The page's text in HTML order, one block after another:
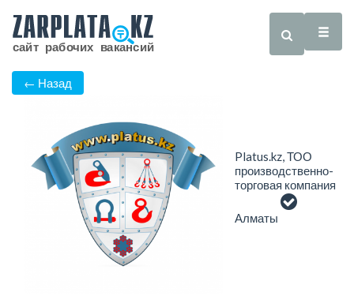
← Назад
Platus.kz, ТОО
производственно-
торговая компания
Алматы